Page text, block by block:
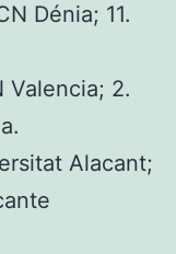
Dénia; 11.
Valencia; 2.
Alacant;